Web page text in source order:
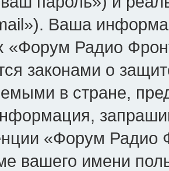
Ваша
Радио
законами о
в стране,
«Форум Радио
вашего имени